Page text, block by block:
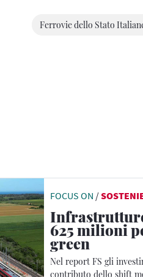
Ferrovie dello Stato
FOCUS ON /
625 milioni
green
Nel report FS gli
contributo dello shift